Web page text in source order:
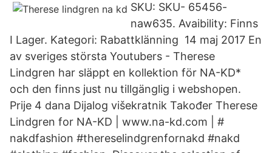
SKU: SKU- 65456-
naw635. Avaibility: Finns
I Lager. Kategori: Rabattklänning 14 maj 2017 En
av sveriges största Youtubers - Therese
Lindgren har släppt en kollektion för NA-KD*
och den finns just nu tillgänglig i webshopen.
Prije 4 dana Dijalog višekratnik Također Therese
Lindgren for NA-KD | www.na-kd.com | #
nakdfashion #thereselindgrenfornakd #nakd